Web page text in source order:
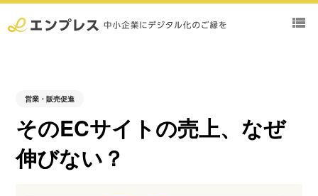
view_list
営業・販売促進
そのECサイトの売上、なぜ
伸びない？